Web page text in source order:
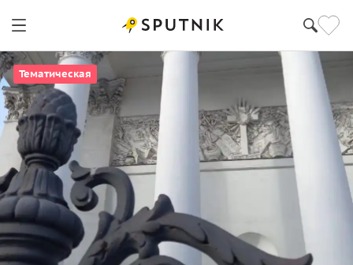
Тематическая